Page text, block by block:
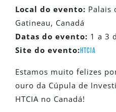
Local do evento: Palais
Gatineau, Canadá
Datas do evento: 1 a 3
Site do evento:HTCIA
Estamos muito felizes
ouro da Cúpula de
HTCIA no Canadá!